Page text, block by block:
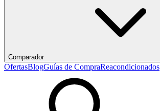
Comparador
OfertasBlogGuías de CompraReacondicionados